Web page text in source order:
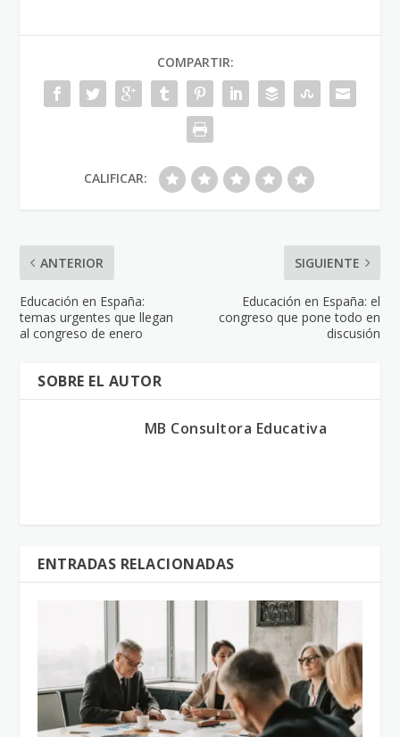
COMPARTIR:
CALIFICAR:
ANTERIOR
Educación en España:
temas urgentes que llegan
al congreso de enero
SIGUIENTE
Educación en España: el
congreso que pone todo en
discusión
SOBRE EL AUTOR
MB Consultora Educativa
ENTRADAS RELACIONADAS